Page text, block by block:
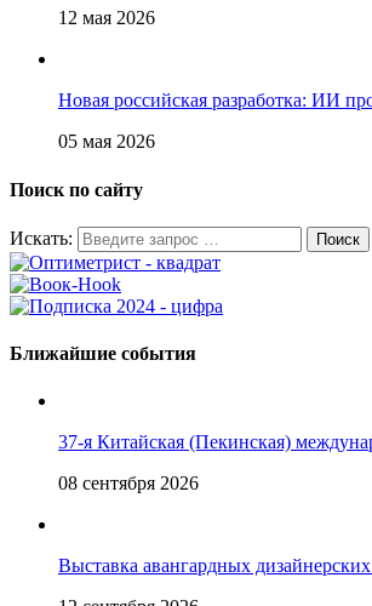
12 мая 2026
Новая российская разработка: ИИ
05 мая 2026
Поиск по сайту
Искать:
Ближайшие события
37-я Китайская (Пекинская)
08 сентября 2026
Выставка авангардных